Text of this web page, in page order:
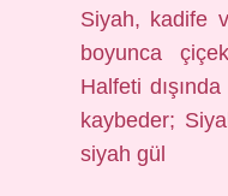
Siyah, kadife
boyunca
Halfeti
kaybeder;
siyah gül